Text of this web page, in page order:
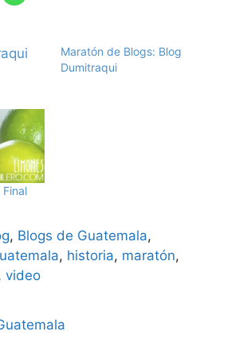
Maratón de Blogs: Blog
Dumitraqui
, Blogs de Guatemala,
, historia, maratón,
video